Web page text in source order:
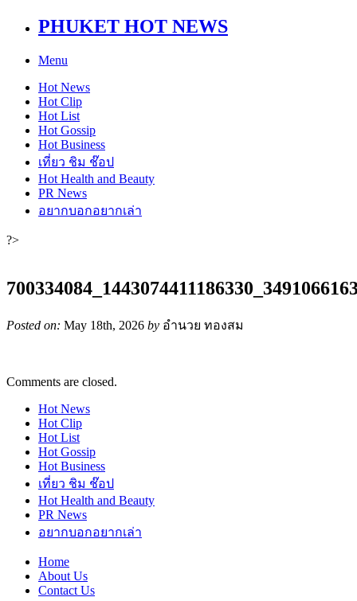
PHUKET HOT NEWS
Menu
Hot News
Hot Clip
Hot List
Hot Gossip
Hot Business
เที่ยว ชิม ช๊อป
Hot Health and Beauty
PR News
อยากบอกอยากเล่า
?>
Posted on: May 18th, 2026 by อำนวย ทองสม
Comments are closed.
Hot News
Hot Clip
Hot List
Hot Gossip
Hot Business
เที่ยว ชิม ช๊อป
Hot Health and Beauty
PR News
อยากบอกอยากเล่า
Home
About Us
Contact Us